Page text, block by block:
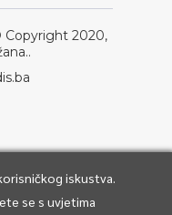
Copyright 2020,
iskustva.
se s uvjetima